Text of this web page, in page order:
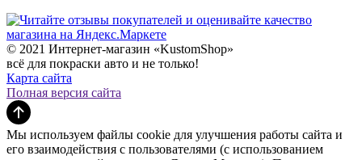
© 2021 Интернет-магазин «KustomShop»
всё для покраски авто и не только!
Карта сайта
Полная версия сайта
Мы используем файлы cookie для улучшения работы сайта и
его взаимодействия с пользователями (с использованием